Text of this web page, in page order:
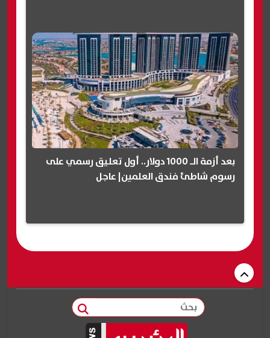
بعد أزمة الـ 1000 دولار.. أول تعليق رسمي على
رسوم شاطئ فندق العلمين| عاجل
بحث